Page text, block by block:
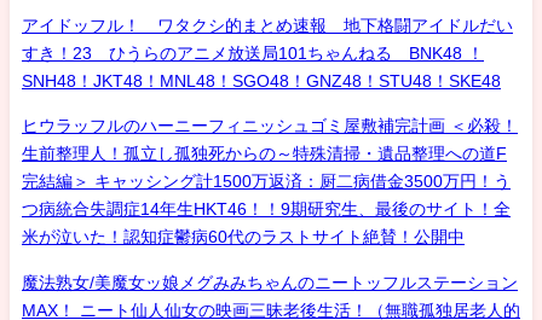
アイドッフル！ ワタクシ的まとめ速報 地下格闘アイドルだい
すき！23 ひうらのアニメ放送局101ちゃんねる BNK48 ！
SNH48！JKT48！MNL48！SGO48！GNZ48！STU48！SKE48
ヒウラッフルのハーニーフィニッシュゴミ屋敷補完計画 ＜必殺！
生前整理人！孤立し孤独死からの～特殊清掃・遺品整理への道F
完結編＞ キャッシング計1500万返済：厨二病借金3500万円！う
つ病統合失調症14年生HKT46！！9期研究生、最後のサイト！全
米が泣いた！認知症鬱病60代のラストサイト絶賛！公開中
魔法熟女/美魔女ッ娘メグみみちゃんのニートッフルステーション
MAX！ ニート仙人仙女の映画三昧老後生活！（無職孤独居老人的